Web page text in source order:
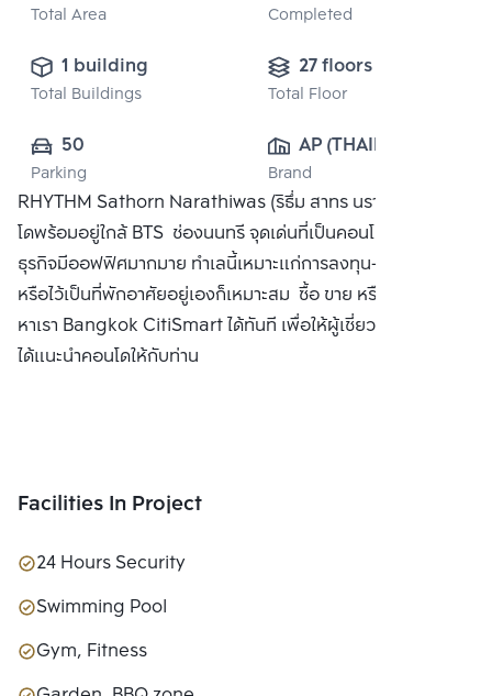
Total Area Completed
1 building
Total Buildings
27 floors
Total Floor
50
Parking
AP (THAILAND)
PUBLIC CO.,
LTD.
Brand
RHYTHM Sathorn Narathiwas (ริธึ่ม สาทร นราธิวาส) คอน
โดพร้อมอยู่ใกล้ BTS ช่องนนทรี จุดเด่นที่เป็นคอนโดใจกลางย่าน
ธุรกิจมีออฟฟิศมากมาย ทำเลนี้เหมาะแก่การลงทุน-ปล่อยเช่า
หรือไว้เป็นที่พักอาศัยอยู่เองก็เหมาะสม ซื้อ ขาย หรือ เช่า ติดต่อ
หาเรา Bangkok CitiSmart ได้ทันที เพื่อให้ผู้เชี่ยวชาญของเรา
ได้แนะนำคอนโดให้กับท่าน
Facilities In Project
24 Hours Security
Swimming Pool
Gym, Fitness